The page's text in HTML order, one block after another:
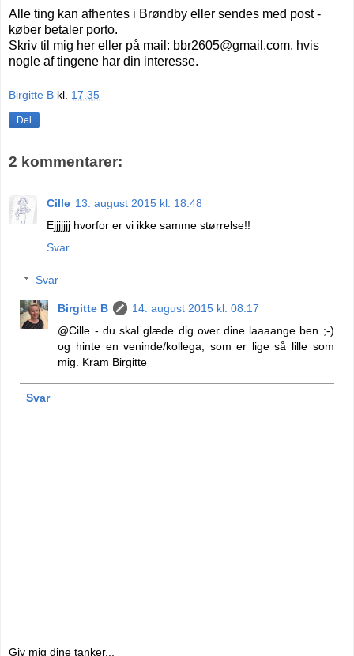
Alle ting kan afhentes i Brøndby eller sendes med post -
køber betaler porto.
Skriv til mig her eller på mail: bbr2605@gmail.com, hvis
nogle af tingene har din interesse.
Birgitte B kl. 17.35
Del
2 kommentarer:
Cille 13. august 2015 kl. 18.48
Ejjjjjjj hvorfor er vi ikke samme størrelse!!
Svar
Svar
Birgitte B
14. august 2015 kl. 08.17
@Cille - du skal glæde dig over dine laaaange ben ;-)
og hinte en veninde/kollega, som er lige så lille som
mig. Kram Birgitte
Svar
Giv mig dine tanker...